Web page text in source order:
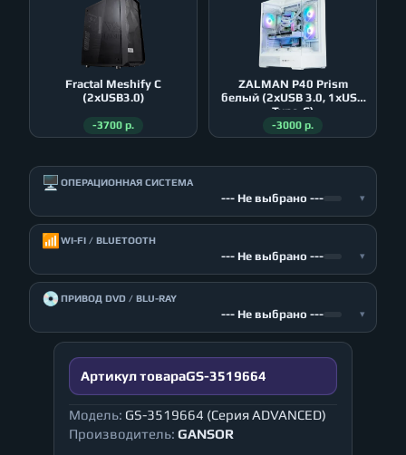
Fractal Meshify C
(2xUSB3.0)
-3700 р.
ZALMAN P40 Prism
белый (2xUSB 3.0, 1xUSB
Type-C)
-3000 р.
🖥️ ОПЕРАЦИОННАЯ СИСТЕМА
--- Не выбрано --- ▾
📶 WI-FI / BLUETOOTH
--- Не выбрано --- ▾
💿ПРИВОД DVD / BLU-RAY
--- Не выбрано --- ▾
Артикул товараGS-3519664
Модель: GS-3519664 (Серия ADVANCED)
Производитель: GANSOR